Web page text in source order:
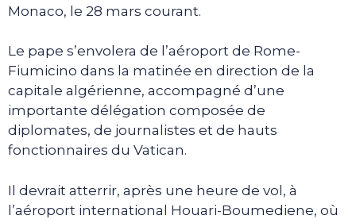
Monaco, le 28 mars courant.
Le pape s’envolera de l’aéroport de Rome-
Fiumicino dans la matinée en direction de la
capitale algérienne, accompagné d’une
importante délégation composée de
diplomates, de journalistes et de hauts
fonctionnaires du Vatican.
Il devrait atterrir, après une heure de vol, à
l’aéroport international Houari-Boumediene, où